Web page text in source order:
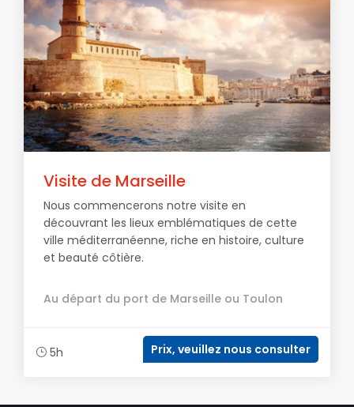
Visite de Marseille
Nous commencerons notre visite en
découvrant les lieux emblématiques de cette
ville méditerranéenne, riche en histoire, culture
et beauté côtière.
Au départ du port de Marseille ou Toulon
5h Prix, veuillez nous consulter